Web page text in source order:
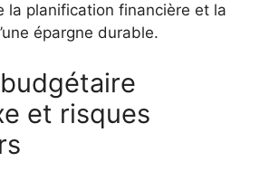
la planification financière et la
épargne durable.
et risques